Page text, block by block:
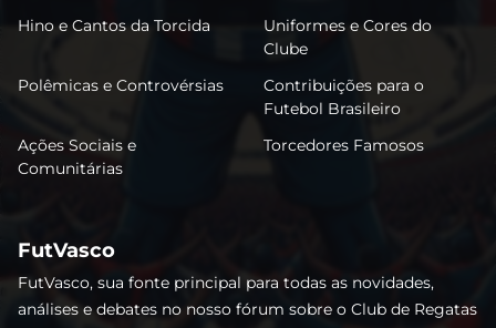
Hino e Cantos da Torcida
Uniformes e Cores do
Clube
Polêmicas e Controvérsias
Contribuições para o
Futebol Brasileiro
Ações Sociais e
Comunitárias
Torcedores Famosos
FutVasco
FutVasco, sua fonte principal para todas as novidades,
análises e debates no nosso fórum sobre o Club de Regatas